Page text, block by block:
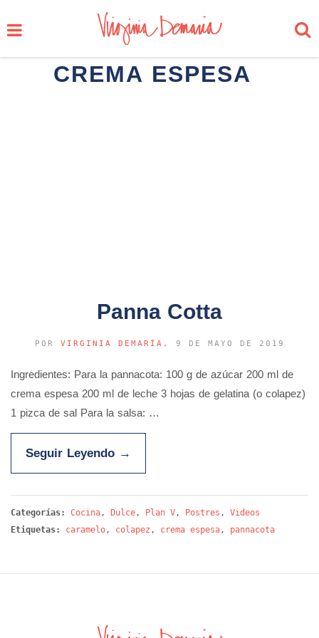
CREMA ESPESA
Panna Cotta
POR VIRGINIA DEMARÍA , 9 DE MAYO DE 2019
Ingredientes: Para la pannacota: 100 g de azúcar 200 ml de
crema espesa 200 ml de leche 3 hojas de gelatina (o colapez)
1 pizca de sal Para la salsa: …
Seguir Leyendo →
Categorías: Cocina , Dulce , Plan V , Postres , Videos
Etiquetas:
caramelo , colapez , crema espesa , pannacota